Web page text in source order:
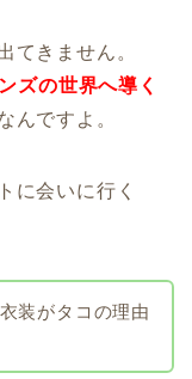
てきません。
ズの世界へ導く
んですよ。
に会いに行く
装がタコの理由